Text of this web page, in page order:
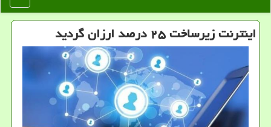
اینترنت زیرساخت ۲۵ درصد ارزان گردید